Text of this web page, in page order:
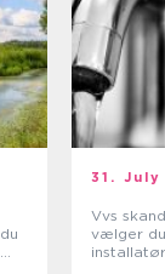
31. July
Vvs
vælger
installatør